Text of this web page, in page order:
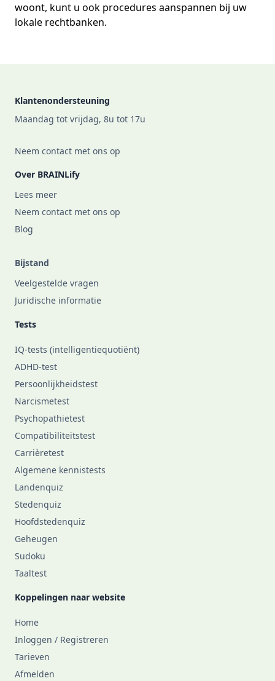
woont, kunt u ook procedures aanspannen bij uw
lokale rechtbanken.
Klantenondersteuning
Maandag tot vrijdag, 8u tot 17u
Neem contact met ons op
Over BRAINLify
Lees meer
Neem contact met ons op
Blog
Bijstand
Veelgestelde vragen
Juridische informatie
Tests
IQ-tests (intelligentiequotiënt)
ADHD-test
Persoonlijkheidstest
Narcismetest
Psychopathietest
Compatibiliteitstest
Carrièretest
Algemene kennistests
Landenquiz
Stedenquiz
Hoofdstedenquiz
Geheugen
Sudoku
Taaltest
Koppelingen naar website
Home
Inloggen / Registreren
Tarieven
Afmelden